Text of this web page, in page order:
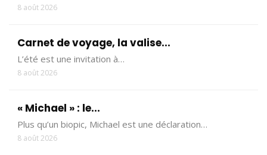
8 août 2026
Carnet de voyage, la valise...
L’été est une invitation à…
8 août 2026
« Michael » : le...
Plus qu’un biopic, Michael est une déclaration…
8 août 2026